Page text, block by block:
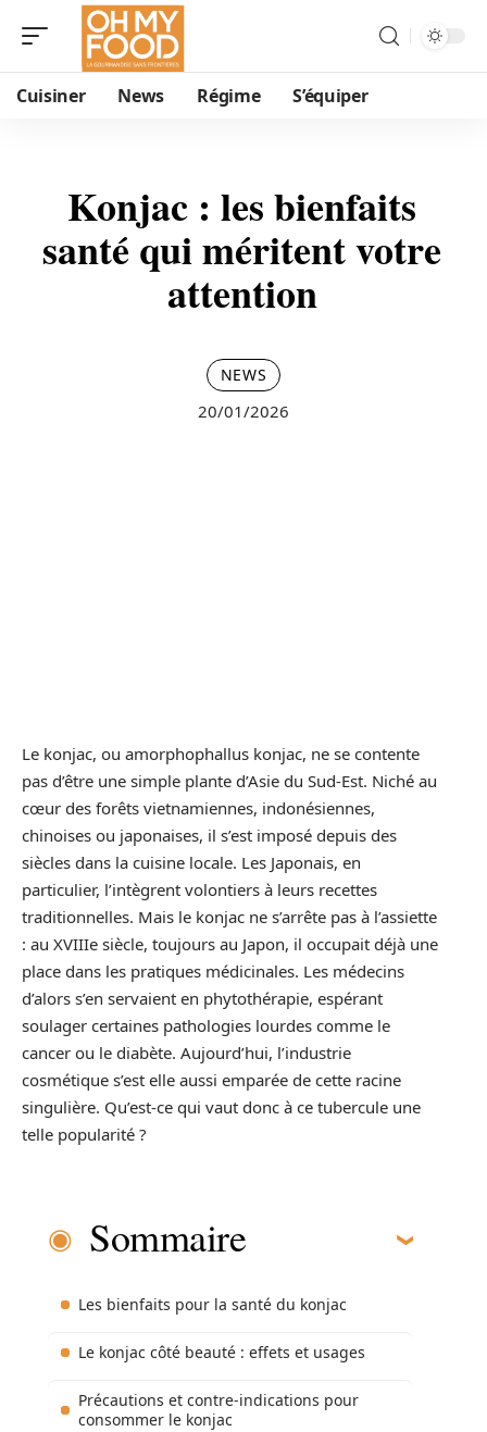
Cuisiner News Régime S’équiper
Konjac : les bienfaits
santé qui méritent votre
attention
NEWS
20/01/2026
Le konjac, ou amorphophallus konjac, ne se contente
pas d’être une simple plante d’Asie du Sud-Est. Niché au
cœur des forêts vietnamiennes, indonésiennes,
chinoises ou japonaises, il s’est imposé depuis des
siècles dans la cuisine locale. Les Japonais, en
particulier, l’intègrent volontiers à leurs recettes
traditionnelles. Mais le konjac ne s’arrête pas à l’assiette
: au XVIIIe siècle, toujours au Japon, il occupait déjà une
place dans les pratiques médicinales. Les médecins
d’alors s’en servaient en phytothérapie, espérant
soulager certaines pathologies lourdes comme le
cancer ou le diabète. Aujourd’hui, l’industrie
cosmétique s’est elle aussi emparée de cette racine
singulière. Qu’est-ce qui vaut donc à ce tubercule une
telle popularité ?
Sommaire
Les bienfaits pour la santé du konjac
Le konjac côté beauté : effets et usages
Précautions et contre-indications pour
consommer le konjac